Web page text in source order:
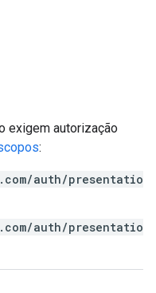
exigem autorização
:
auth/presentatio
auth/presentatio